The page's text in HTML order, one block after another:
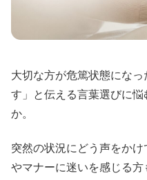
大切な方が危篤状態にな
す」と伝える言葉選びに
か。
突然の状況にどう声をか
やマナーに迷いを感じる方